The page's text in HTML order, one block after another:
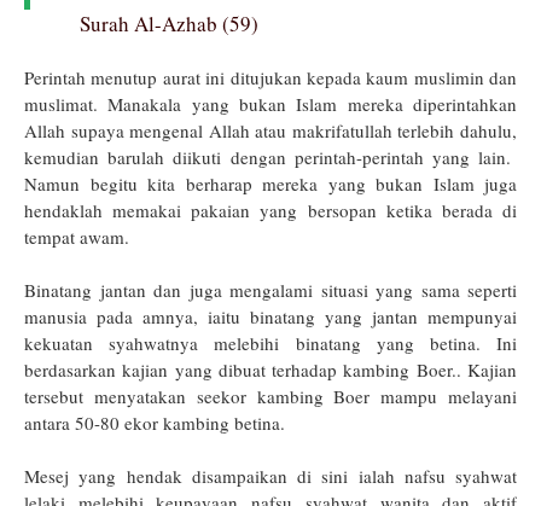
Surah Al-Azhab (59)
Perintah menutup aurat ini ditujukan kepada kaum muslimin dan
muslimat. Manakala yang bukan Islam mereka diperintahkan
Allah supaya mengenal Allah atau makrifatullah terlebih dahulu,
kemudian barulah diikuti dengan perintah-perintah yang lain.
Namun begitu kita berharap mereka yang bukan Islam juga
hendaklah memakai pakaian yang bersopan ketika berada di
tempat awam.
Binatang jantan dan juga mengalami situasi yang sama seperti
manusia pada amnya, iaitu binatang yang jantan mempunyai
kekuatan syahwatnya melebihi binatang yang betina. Ini
berdasarkan kajian yang dibuat terhadap kambing Boer.. Kajian
tersebut menyatakan seekor kambing Boer mampu melayani
antara 50-80 ekor kambing betina.
Mesej yang hendak disampaikan di sini ialah nafsu syahwat